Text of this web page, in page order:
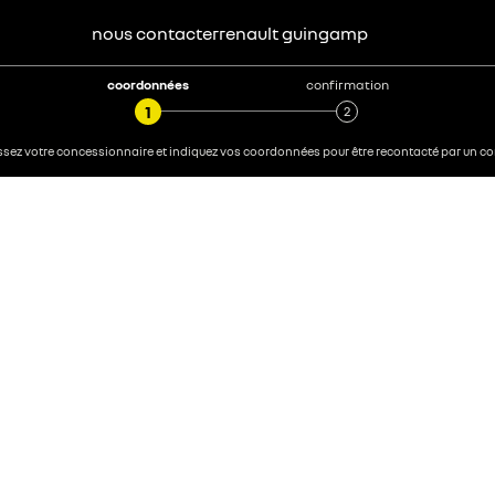
nous contacterrenaultguingamp
coordonnées confirmation
votre concessionnaire et indiquez vos coordonnées pour être recontacté par un